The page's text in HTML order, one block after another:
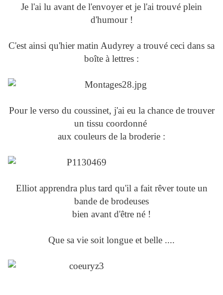
Je l'ai lu avant de l'envoyer et je l'ai trouvé plein
d'humour !
C'est ainsi qu'hier matin Audyrey a trouvé ceci dans sa
boîte à lettres :
Pour le verso du coussinet, j'ai eu la chance de trouver
un tissu coordonné
aux couleurs de la broderie :
Elliot apprendra plus tard qu'il a fait rêver toute un
bande de brodeuses
bien avant d'être né !
Que sa vie soit longue et belle ....